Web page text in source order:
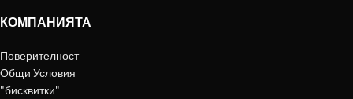
КОМПАНИЯТА
Поверителност
Общи Условия
"бисквитки"